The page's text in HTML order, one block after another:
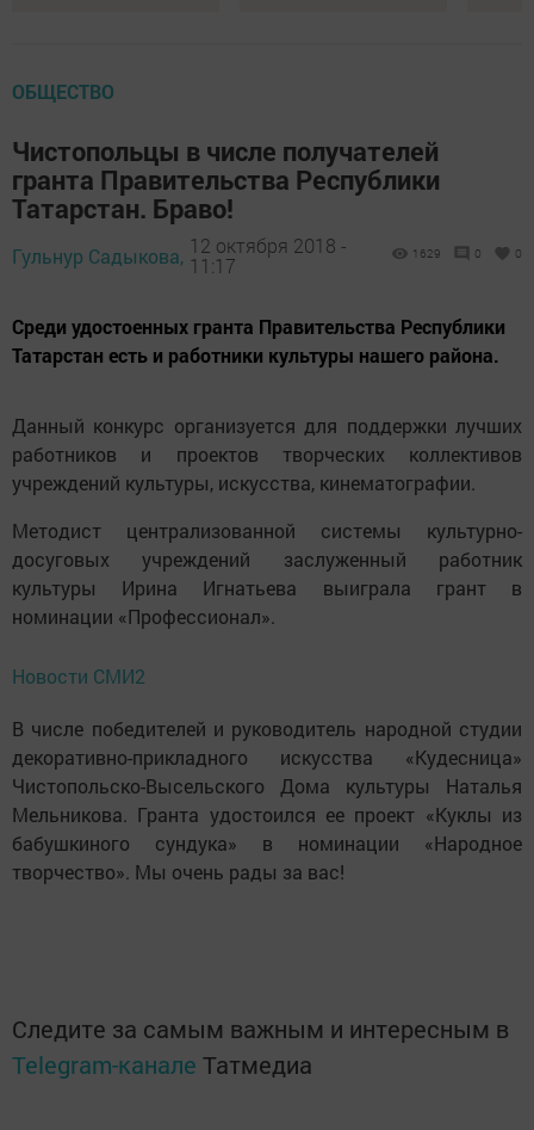
ОБЩЕСТВО
Чистопольцы в числе получателей
гранта Правительства Республики
Татарстан. Браво!
Гульнур Садыкова, 12 октября 2018 -
11:17
1629 0 0
Среди удостоенных гранта Правительства Республики
Татарстан есть и работники культуры нашего района.
Данный конкурс организуется для поддержки лучших
работников и проектов творческих коллективов
учреждений культуры, искусства, кинематографии.
Методист централизованной системы культурно-
досуговых учреждений заслуженный работник
культуры Ирина Игнатьева выиграла грант в
номинации «Профессионал».
Новости СМИ2
В числе победителей и руководитель народной студии
декоративно-прикладного искусства «Кудесница»
Чистопольско-Высельского Дома культуры Наталья
Мельникова. Гранта удостоился ее проект «Куклы из
бабушкиного сундука» в номинации «Народное
творчество». Мы очень рады за вас!
Следите за самым важным и интересным в
Telegram-канале Татмедиа